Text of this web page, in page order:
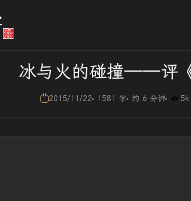
冰与火的碰撞——评《
2015/11/22 1581 字 约 6 分钟 5k